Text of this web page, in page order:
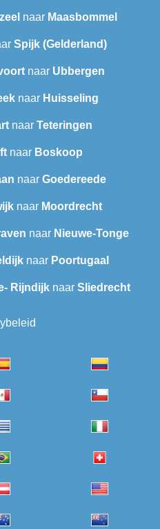
naar Maasbommel
Spijk (Gelderland)
naar Ubbergen
naar Huisseling
naar Teteringen
naar Boskoop
naar Goedereede
naar Moordrecht
naar Nieuwe-Tonge
naar Poortugaal
Rijndijknaar Sliedrecht